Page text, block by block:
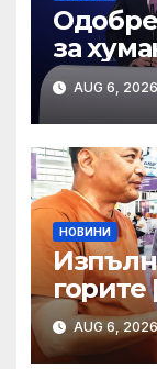
за
свине
AUG 6, 2026
НОВИНИ
AUG 6,